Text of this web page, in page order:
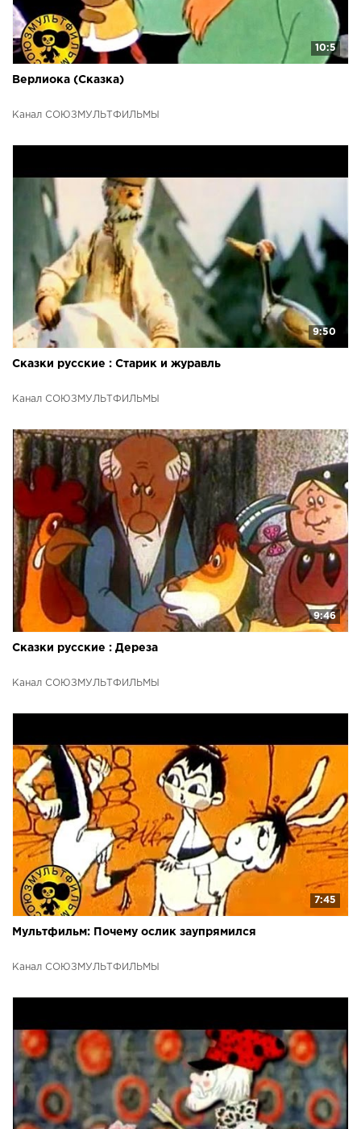
10:5
Верлиока (Сказка)
Канал СОЮЗМУЛЬТФИЛЬМЫ
9:50
Сказки русские : Старик и журавль
Канал СОЮЗМУЛЬТФИЛЬМЫ
9:46
Сказки русские : Дереза
Канал СОЮЗМУЛЬТФИЛЬМЫ
7:45
Мультфильм: Почему ослик заупрямился
Канал СОЮЗМУЛЬТФИЛЬМЫ